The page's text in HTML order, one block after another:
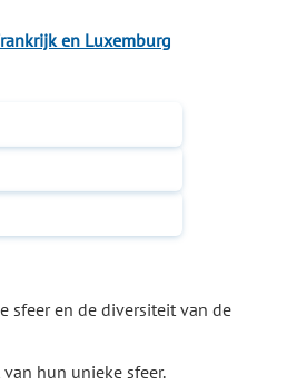
en Luxemburg
sfeer en de diversiteit van de
hun unieke sfeer.